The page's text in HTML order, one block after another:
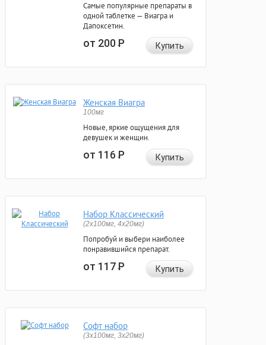
Самые популярные препараты в
одной таблетке — Виагра и
Дапоксетин.
от 200Р Купить
Женская Виагра
100мг
Новые, яркие ощущения для
девушек и женщин.
от 116Р Купить
Набор Классический
(2x100мг, 4x20мг)
Попробуй и выбери наиболее
понравившийся препарат.
от 117Р Купить
Софт набор
(3x100мг, 3x20мг)